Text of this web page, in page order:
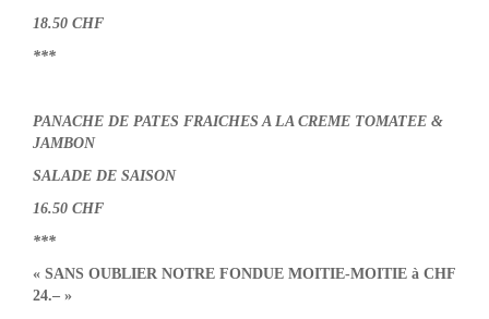
18.50 CHF
***
PANACHE DE PATES FRAICHES A LA CREME TOMATEE &
JAMBON
SALADE DE SAISON
16.50 CHF
***
« SANS OUBLIER NOTRE FONDUE MOITIE-MOITIE à CHF
24.– »